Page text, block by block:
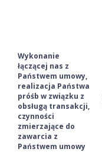
Wykonanie
łączącej nas z
Państwem umowy,
realizacja Państwa
próśb w związku z
obsługą transakcji,
czynności
zmierzające do
zawarcia z
Państwem umowy